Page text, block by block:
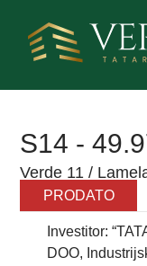
S14 -
Verde 11 /
PRODATO
Investitor:
DOO,